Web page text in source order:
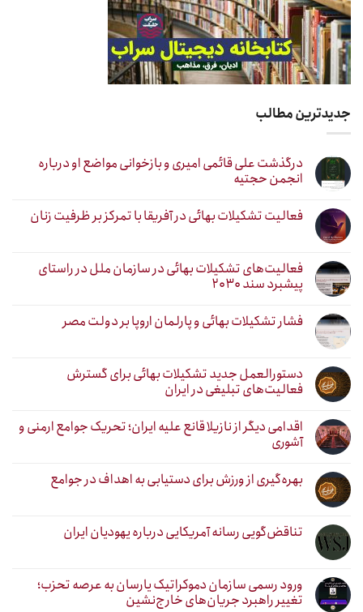
جدیدترین مطالب
درگذشت علی قائمی امیری و بازخوانی مواضع او درباره
انجمن حجتیه
فعالیت تشکیلات بهائی در آفریقا با تمرکز بر ظرفیت زنان
فعالیت‌های تشکیلات بهائی در سازمان ملل در راستای
پیشبرد سند ۲۰۳۰
فشار تشکیلات بهائی و پارلمان اروپا بر دولت مصر
دستورالعمل جدید تشکیلات بهائی برای گسترش
فعالیت‌های تبلیغی در ایران
اقدامی دیگر از نازیلا قانع علیه ایران؛ تحریک جوامع ارمنی و
آشوری
بهره‌گیری از ورزش برای دستیابی به اهداف در جوامع
تناقض‌گویی رسانه آمریکایی درباره یهودیان ایران
ورود رسمی سازمان دموکراتیک یارسان به عرصه تحزب؛
تغییر راهبرد جریان‌های خارج‌نشین